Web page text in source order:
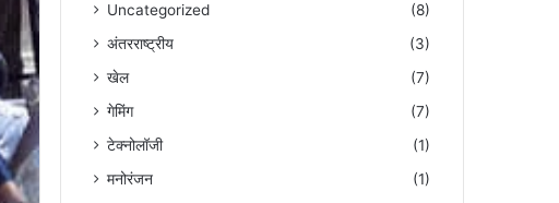
Uncategorized
(8)
अंतरराष्ट्रीय
(3)
खेल
(7)
गेमिंग
(7)
टेक्नोलॉजी
(1)
मनोरंजन
(1)